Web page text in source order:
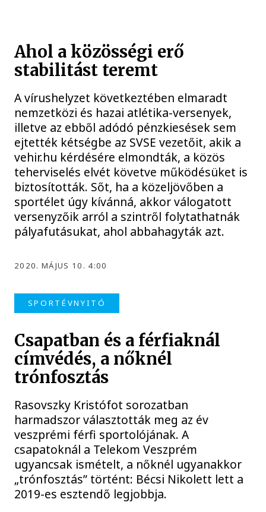
Ahol a közösségi erő
stabilitást teremt
A vírushelyzet következtében elmaradt
nemzetközi és hazai atlétika-versenyek,
illetve az ebből adódó pénzkiesések sem
ejtették kétségbe az SVSE vezetőit, akik a
vehir.hu kérdésére elmondták, a közös
teherviselés elvét követve működésüket is
biztosították. Sőt, ha a közeljövőben a
sportélet úgy kívánná, akkor válogatott
versenyzőik arról a szintről folytathatnák
pályafutásukat, ahol abbahagyták azt.
2020. MÁJUS 10. 4:00
SPORTÉVNYITÓ
Csapatban és a férfiaknál
címvédés, a nőknél
trónfosztás
Rasovszky Kristófot sorozatban
harmadszor választották meg az év
veszprémi férfi sportolójának. A
csapatoknál a Telekom Veszprém
ugyancsak ismételt, a nőknél ugyanakkor
„trónfosztás” történt: Bécsi Nikolett lett a
2019-es esztendő legjobbja.